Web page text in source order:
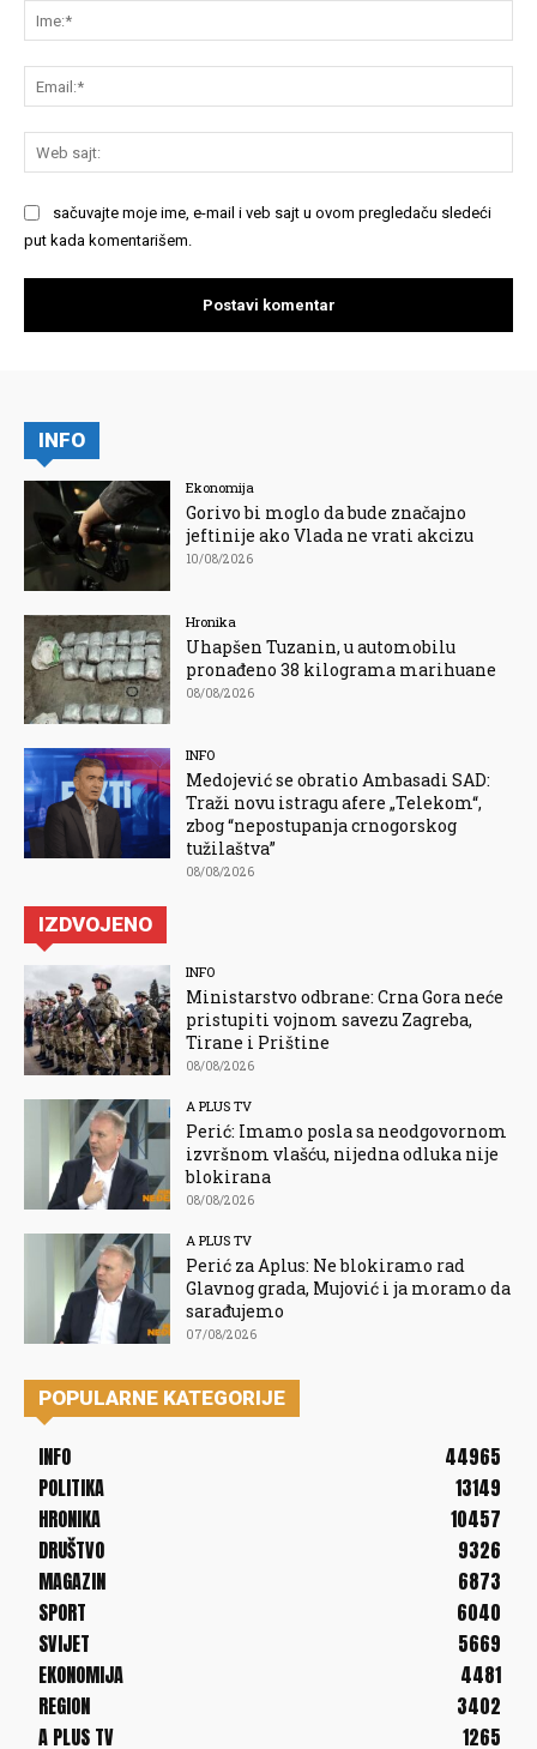
sačuvajte moje ime, e-mail i veb sajt u ovom pregledaču sledeći
put kada komentarišem.
INFO
Ekonomija
Gorivo bi moglo da bude značajno
jeftinije ako Vlada ne vrati akcizu
10/08/2026
Hronika
Uhapšen Tuzanin, u automobilu
pronađeno 38 kilograma marihuane
08/08/2026
INFO
Medojević se obratio Ambasadi SAD:
Traži novu istragu afere „Telekom“,
zbog “nepostupanja crnogorskog
tužilaštva”
08/08/2026
IZDVOJENO
INFO
Ministarstvo odbrane: Crna Gora neće
pristupiti vojnom savezu Zagreba,
Tirane i Prištine
08/08/2026
A PLUS TV
Perić: Imamo posla sa neodgovornom
izvršnom vlašću, nijedna odluka nije
blokirana
08/08/2026
A PLUS TV
Perić za Aplus: Ne blokiramo rad
Glavnog grada, Mujović i ja moramo da
sarađujemo
07/08/2026
POPULARNE KATEGORIJE
INFO
44965
POLITIKA
13149
HRONIKA
10457
DRUŠTVO
9326
MAGAZIN
6873
SPORT
6040
SVIJET
5669
EKONOMIJA
4481
REGION
3402
A PLUS TV
1265